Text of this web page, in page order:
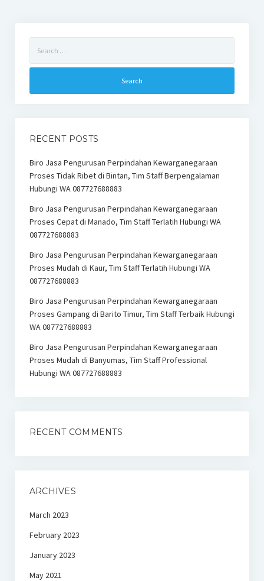
for:
RECENT POSTS
Biro Jasa Pengurusan Perpindahan Kewarganegaraan
Proses Tidak Ribet di Bintan, Tim Staff Berpengalaman
Hubungi WA 087727688883
Biro Jasa Pengurusan Perpindahan Kewarganegaraan
Proses Cepat di Manado, Tim Staff Terlatih Hubungi WA
087727688883
Biro Jasa Pengurusan Perpindahan Kewarganegaraan
Proses Mudah di Kaur, Tim Staff Terlatih Hubungi WA
087727688883
Biro Jasa Pengurusan Perpindahan Kewarganegaraan
Proses Gampang di Barito Timur, Tim Staff Terbaik Hubungi
WA 087727688883
Biro Jasa Pengurusan Perpindahan Kewarganegaraan
Proses Mudah di Banyumas, Tim Staff Professional
Hubungi WA 087727688883
RECENT COMMENTS
ARCHIVES
March 2023
February 2023
January 2023
May 2021